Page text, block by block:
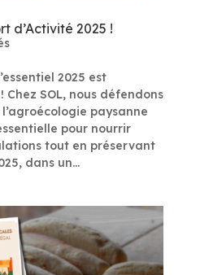
d’Activité 2025 !
2025 est
SOL, nous défendons
paysanne
pour nourrir
tout en préservant
dans un...